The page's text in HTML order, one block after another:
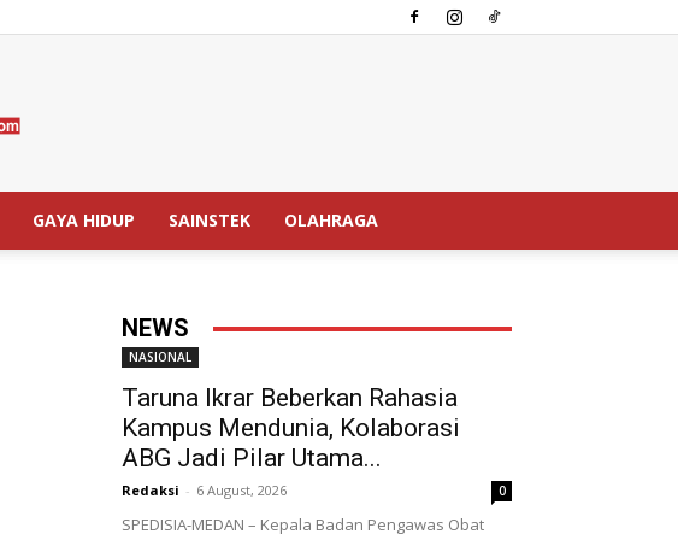
GAYA HIDUP SAINSTEK OLAHRAGA
NEWS
NASIONAL
Taruna Ikrar Beberkan Rahasia
Kampus Mendunia, Kolaborasi
ABG Jadi Pilar Utama...
Redaksi - 6 August, 2026 0
SPEDISIA-MEDAN – Kepala Badan Pengawas Obat